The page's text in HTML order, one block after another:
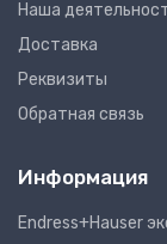
Наша
Доставка
Реквизиты
Обратная связь
Информация
Endress+Hauser